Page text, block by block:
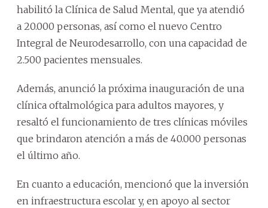
habilitó la Clínica de Salud Mental, que ya atendió
a 20.000 personas, así como el nuevo Centro
Integral de Neurodesarrollo, con una capacidad de
2.500 pacientes mensuales.
Además, anunció la próxima inauguración de una
clínica oftalmológica para adultos mayores, y
resaltó el funcionamiento de tres clínicas móviles
que brindaron atención a más de 40.000 personas
el último año.
En cuanto a educación, mencionó que la inversión
en infraestructura escolar y, en apoyo al sector